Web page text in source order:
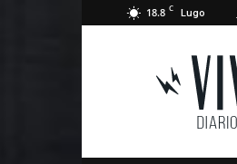
18.8 C Lugo
VivaLugo